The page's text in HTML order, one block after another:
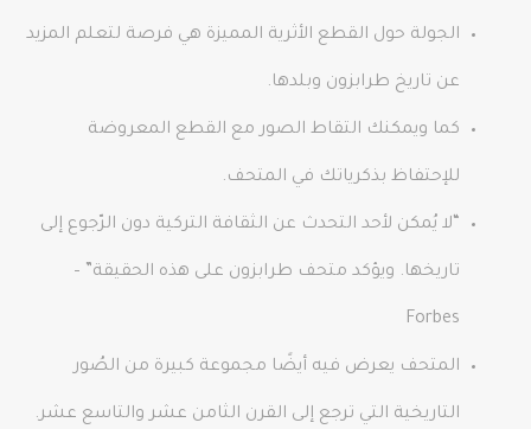
الجولة حول القطع الأثرية المميزة هي فرصة لتعلم المزيد
عن تاريخ طرابزون وبلدها.
كما ويمكنك التقاط الصور مع القطع المعروضة
للإحتفاظ بذكرياتك في المتحف.
“لا يُمكن لأحد التحدث عن الثقافة التركية دون الرّجوع إلى
تاريخها. ويؤكد متحف طرابزون على هذه الحقيقة” –
Forbes
المتحف يعرض فيه أيضًا مجموعة كبيرة من الصُور
التاريخية التي ترجع إلى القرن الثامن عشر والتاسع عشر.